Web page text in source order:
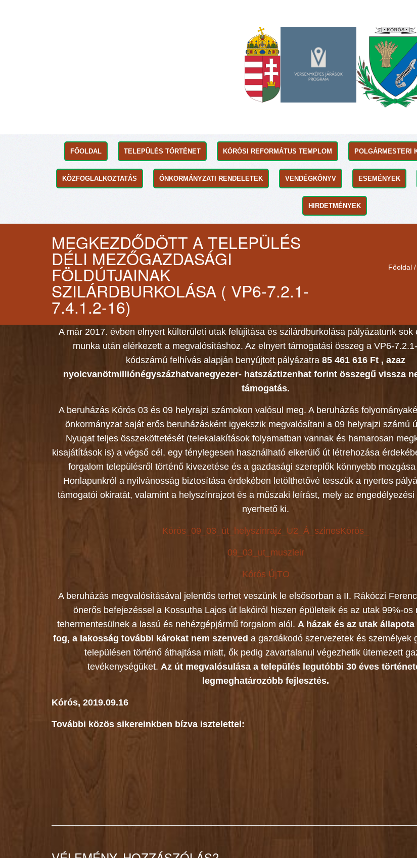
FŐOLDAL TELEPÜLÉS TÖRTÉNET KÓRÓSI REFORMÁTUS TEMPLOM POLGÁRMESTERI
KÖZFOGLALKOZTATÁS ÖNKORMÁNYZATI RENDELETEK VENDÉGKÖNYV ESEMÉNYEK
HIRDETMÉNYEK
MEGKEZDŐDÖTT A TELEPÜLÉS
DÉLI MEZŐGAZDASÁGI
FÖLDÚTJAINAK
SZILÁRDBURKOLÁSA ( VP6-7.2.1-
7.4.1.2-16)
Főoldal /
A már 2017. évben elnyert külterületi utak felújítása és szilárdburkolása pályázatunk sok
munka után elérkezett a megvalósításhoz. Az elnyert támogatási összeg a VP6-
kódszámú felhívás alapján benyújtott pályázatra 85 461 616 Ft , azaz
nyolcvanötmilliónégyszázhatvanegyezer- hatszáztizenhat forint összegű vissza
támogatás.
A beruházás Kórós 03 és 09 helyrajzi számokon valósul meg. A beruházás
önkormányzat saját erős beruházásként igyekszik megvalósítani a 09 helyrajzi számú
Nyugat teljes összeköttetését (telekalakítások folyamatban vannak és hamarosan
kisajátítások is) a végső cél, egy ténylegesen használható elkerülő út létrehozása
forgalom településről történő kivezetése és a gazdasági szereplők könnyebb
Honlapunkról a nyilvánosság biztosítása érdekében letölthetővé tesszük a nyertes
támogatói okiratát, valamint a helyszínrajzot és a műszaki leírást, mely az
nyerhető ki.
Kórós_09_03_út_helyszinrajz_U2_Á_szinesKórós_
09_03_ut_muszleir
Kórós ÚjTO
A beruházás megvalósításával jelentős terhet veszünk le elsősorban a II. Rákóczi
önerős befejezéssel a Kossutha Lajos út lakóiról hiszen épületeik és az utak 99%-os
tehermentesülnek a lassú és nehézgépjármű forgalom alól. A házak és az utak
fog, a lakosság további károkat nem szenved a gazdákodó szervezetek és személyek
településen történő áthajtása miatt, ők pedig zavartalanul végezhetik ütemezett
tevékenységüket. Az út megvalósulása a település legutóbbi 30 éves
legmeghatározóbb fejlesztés.
Kórós, 2019.09.16
További közös sikereinkben bízva isztelettel:
26
10
DEC